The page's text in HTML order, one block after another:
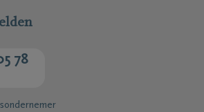
78